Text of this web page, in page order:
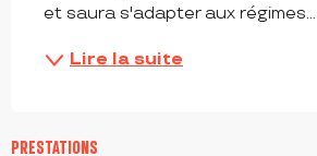
et saura s'adapter aux régimes...
Lire la suite
PRESTATIONS